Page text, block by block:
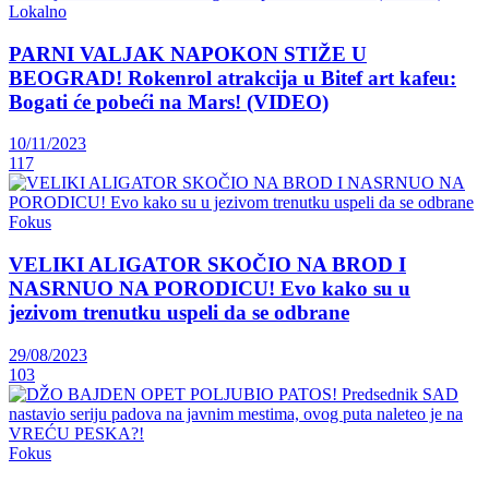
Lokalno
PARNI VALJAK NAPOKON STIŽE U
BEOGRAD! Rokenrol atrakcija u Bitef art kafeu:
Bogati će pobeći na Mars! (VIDEO)
10/11/2023
117
Fokus
VELIKI ALIGATOR SKOČIO NA BROD I
NASRNUO NA PORODICU! Evo kako su u
jezivom trenutku uspeli da se odbrane
29/08/2023
103
Fokus